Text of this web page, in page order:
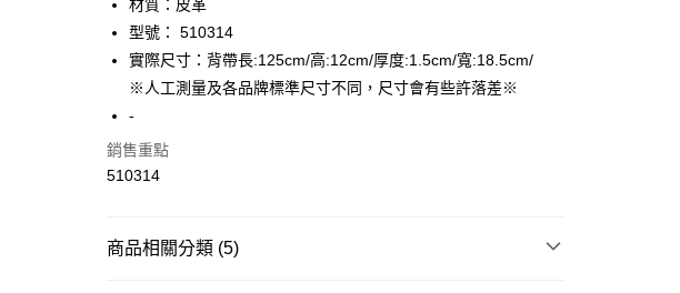
便利好安心！
１．簡單：不需註冊會員、不需綁卡、不需儲值。
２．便利：只要手機號碼，簡訊認證，即可結帳。
【「AFTEE先享後付」結帳流程】
付」結帳頁面，進行簡訊認證並確認金額後，即可完成結帳。
２．訂單成立數日內，您將收到繳費通知簡訊。
絡購買商品的店家。未經商家同意取消之訂單仍視為有效，需透過AFTEE
運送方式
全家取貨付款
免運費
免運費
材質：皮革
型號： 510314
實際尺寸：背帶長:125cm/高:12cm/厚度:1.5cm/寬:18.5cm/
※人工測量及各品牌標準尺寸不同，尺寸會有些許落差※
-
銷售重點
510314
商品相關分類 (5)